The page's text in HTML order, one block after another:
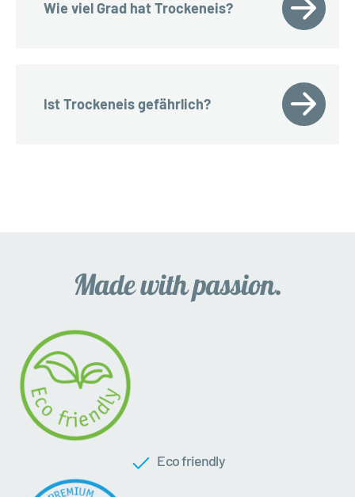
Wie viel Grad hat Trockeneis?
Ist Trockeneis gefährlich?
Eco friendly